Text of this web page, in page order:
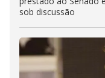
sob discussão